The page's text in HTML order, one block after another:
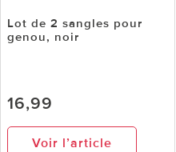
Lot de 2 sangles pour
genou, noir
16,99
Voir l’article